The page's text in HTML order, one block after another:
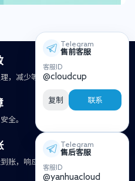
，减少等待时间。
全。
账，响应更及时。
Telegram
售前客服
客服ID
@cloudcup
复制 联系
Telegram
售后客服
客服ID
@yanhuacloud